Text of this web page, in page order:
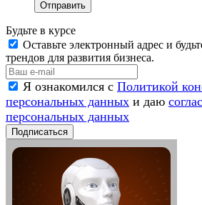
Отправить
Будьте в курсе
Оставьте электронный адрес и
трендов для развития бизнеса.
Я ознакомился с Политикой
персональных данных и даю
персональных данных